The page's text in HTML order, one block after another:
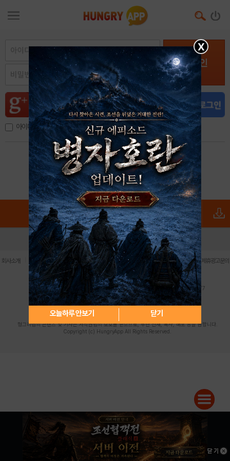
로그인
아이디, 이메일 저장
아이디 / 비밀번호 찾기 회원가입
X
오늘하루 안보기 닫기
로그인 PC버전 전체앱
회사소개 이용약관 | 개인정보 처리방침 | 청소년 보호정책 | 불법촬영물 신고센터 | 제휴광고문의
사업자등록번호:119-86-61101 (주)스마트나우 대표이사:송현두
주소: 서울시 금천구 가산디지털1로 171 연락처:063-284-8635 팩스:02-6265-0377
청소년보호책임자:김동욱desk@hungryapp.co.kr
등록번호:서울아02322 | 등록일자:2016년4월25일
발행인:(주)스마트나우 송현두 | 편집인:김동욱
헝그리앱의 콘텐츠 및 기사는 저작권법의 보호를 받으므로, 무단 전재, 복사, 배포 등을 금합니다.
Copyright (c) HungryApp All Rights Reserved.